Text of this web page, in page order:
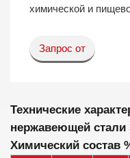
химической и
Запрос от
Технические
нержавеющей стали
Химический состав